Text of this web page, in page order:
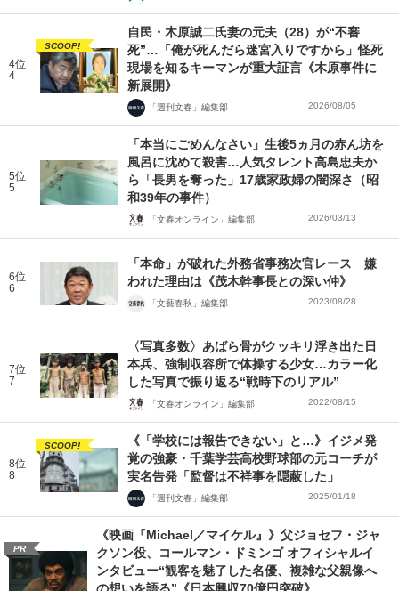
4位
4
SCOOP!
自民・木原誠二氏妻の元夫（28）が“不審
死”…「俺が死んだら迷宮入りですから」怪死
現場を知るキーマンが重大証言《木原事件に
新展開》
「週刊文春」編集部 2026/08/05
5位
5
「本当にごめんなさい」生後5ヵ月の赤ん坊を
風呂に沈めて殺害…人気タレント高島忠夫か
ら「長男を奪った」17歳家政婦の闇深さ（昭
和39年の事件）
「文春オンライン」編集部 2026/03/13
6位
6
「本命」が破れた外務省事務次官レース 嫌
われた理由は《茂木幹事長との深い仲》
「文藝春秋」編集部 2023/08/28
7位
7
〈写真多数〉あばら骨がクッキリ浮き出た日
本兵、強制収容所で体操する少女…カラー化
した写真で振り返る“戦時下のリアル”
「文春オンライン」編集部 2022/08/15
8位
8
SCOOP!
《「学校には報告できない」と…》イジメ発
覚の強豪・千葉学芸高校野球部の元コーチが
実名告発「監督は不祥事を隠蔽した」
「週刊文春」編集部 2025/01/18
PR
《映画『Michael／マイケル』》父ジョセフ・ジャ
クソン役、コールマン・ドミンゴ オフィシャルイ
ンタビュー“観客を魅了した名優、複雑な父親像へ